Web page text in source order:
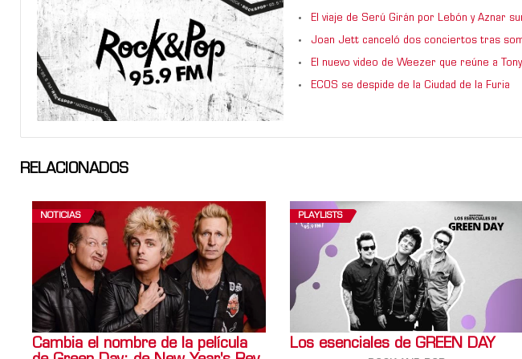
El viaje de Serú Girán por Lebón y Aznar
Joan Jett canceló dos conciertos tras
El nuevo video de Weezer que reúne a
ECOS se despide de la Ciudad de la Furia
RELACIONADOS
NOTICIAS
Cambia el nombre de la película
PLAYLISTS
Los esenciales de GREEN DAY